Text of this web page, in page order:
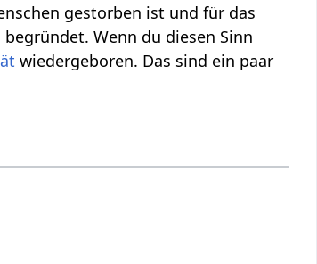
gestorben ist und für das
Wenn du diesen Sinn
wiedergeboren. Das sind ein paar